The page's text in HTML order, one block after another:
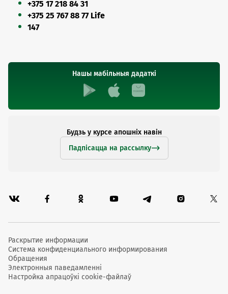
+375 17 218 84 31
+375 25 767 88 77 Life
147
Нашы мабільныя дадаткі
Будзь у курсе апошніх навін
Падпісацца на рассылку
Раскрытие информации
Система конфиденциального информирования
Обращения
Электронныя паведамленні
Настройка апрацоўкі cookie-файлаў